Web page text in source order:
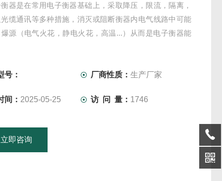
器是在常用电子衡器基础上，采取降压，限流，隔离，
缆通讯等多种措施，消灭或阻断衡器内电气线路中可能
源（电气火花，静电火花，高温...）从而是电子衡器能
号： 厂商性质：生产厂家
间： 2025-05-25 访 问 量： 1746
立即咨询